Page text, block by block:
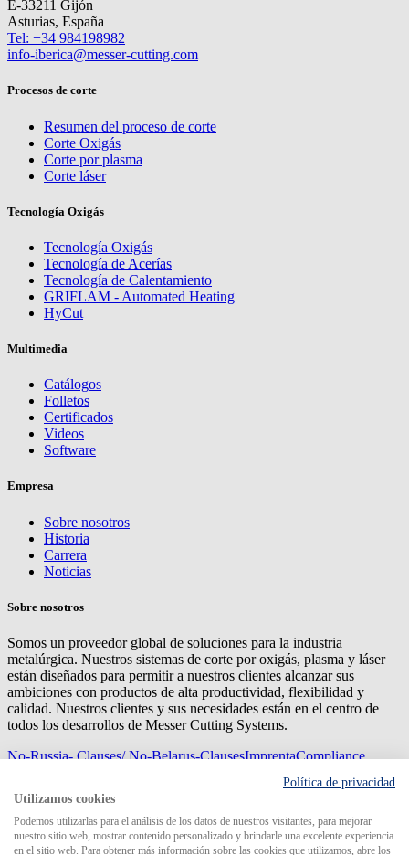
E-33211 Gijón
Asturias, España
Tel: +34 984198982
info-iberica@messer-cutting.com
Procesos de corte
Resumen del proceso de corte
Corte Oxigás
Corte por plasma
Corte láser
Tecnología Oxigás
Tecnología Oxigás
Tecnología de Acerías
Tecnología de Calentamiento
GRIFLAM - Automated Heating
HyCut
Multimedia
Catálogos
Folletos
Certificados
Videos
Software
Empresa
Sobre nosotros
Historia
Carrera
Noticias
Sobre nosotros
Somos un proveedor global de soluciones para la industria
metalúrgica. Nuestros sistemas de corte por oxigás, plasma y láser
están diseñados para permitir a nuestros clientes alcanzar sus
ambiciones con productos de alta productividad, flexibilidad y
calidad. Nuestros clientes y sus necesidades están en el centro de
todos los desarrollos de Messer Cutting Systems.
No-Russia- Clauses/ No-Belarus-ClausesImprentaCompliance
© 2026 Messer Cutting Systems GmbH & Co. KG
Política de privacidad
Utilizamos cookies
Podemos utilizarlas para el análisis de los datos de nuestros visitantes, para mejorar
nuestro sitio web, mostrar contenido personalizado y brindarle una excelente experiencia
en el sitio web. Para obtener más información sobre las cookies que utilizamos, abre los